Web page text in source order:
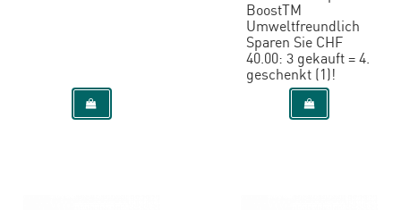
BoostTM
Umweltfreundlich
Sparen Sie CHF
40.00: 3 gekauft = 4.
geschenkt (1)!